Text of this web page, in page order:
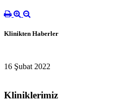
Klinikten Haberler
16 Şubat 2022
Kliniklerimiz